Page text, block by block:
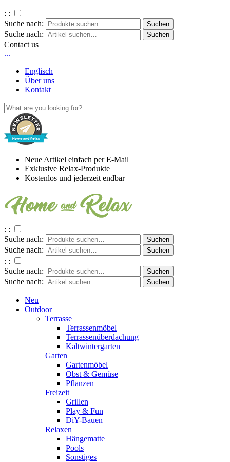
: :
Suche nach:
Suche nach:
Contact us
...
Englisch
Über uns
Kontakt
Neue Artikel einfach per E-Mail
Exklusive Relax-Produkte
Kostenlos und jederzeit endbar
: :
Suche nach:
Suche nach:
: :
Suche nach:
Suche nach:
Neu
Outdoor
Terrasse
Terrassenmöbel
Terrassenüberdachung
Kaltwintergarten
Garten
Gartenmöbel
Obst & Gemüse
Pflanzen
Freizeit
Grillen
Play & Fun
DiY-Bauen
Relaxen
Hängematte
Pools
Sonstiges